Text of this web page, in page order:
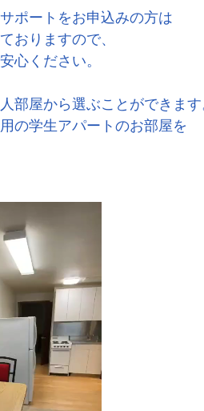
ポートをお申込みの方は
おりますので、
心ください。
部屋から選ぶことができます
の学生アパートのお部屋を